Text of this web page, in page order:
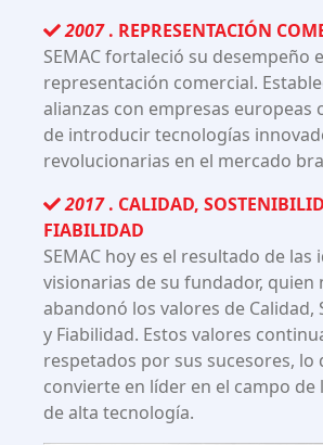
2007. REPRESENTACIÓN
SEMAC fortaleció su desempeño
representación comercial.
alianzas con empresas europeas
de introducir tecnologías
revolucionarias en el mercado
2017. CALIDAD,
FIABILIDAD
SEMAC hoy es el resultado de las
visionarias de su fundador, quien
abandonó los valores de Calidad,
y Fiabilidad. Estos valores
respetados por sus sucesores, lo
convierte en líder en el campo de
de alta tecnología.